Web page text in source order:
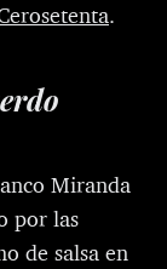
.
Miranda
por las
de salsa en